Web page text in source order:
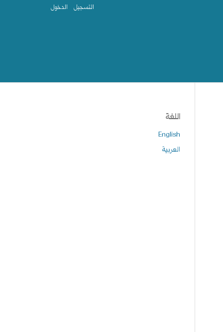
التسجيل الدخول
اللغة
English
العربية